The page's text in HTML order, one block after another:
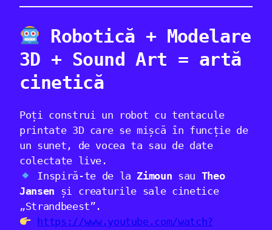
Robotică + Modelare
3D + Sound Art = artă
cinetică
Poți construi un robot cu tentacule
printate 3D care se mișcă în funcție de
un sunet, de vocea ta sau de date
colectate live.
Inspiră-te de la Zimoun sau Theo
Jansen și creaturile sale cinetice
„Strandbeest”.
https://www.youtube.com/watch?